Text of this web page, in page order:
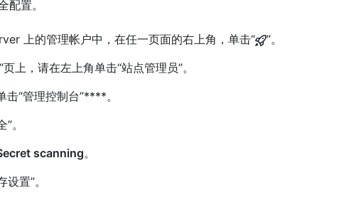
配置。
上的管理帐户中，在任一页面的右上角，单击“
”。
上，请在左上角单击“站点管理员”。
击“管理控制台”****。
。
scanning。
置”。